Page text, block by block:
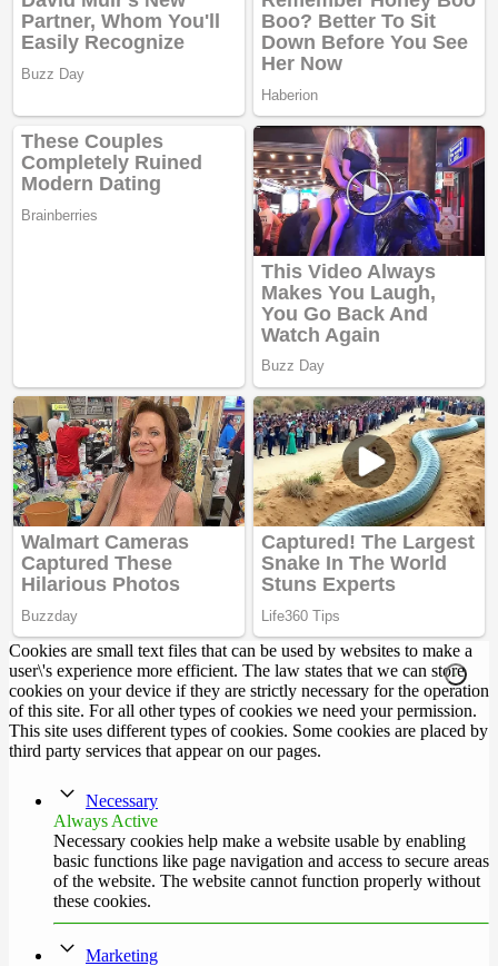
Cookies are small text files that can be used by websites to make a
user\'s experience more efficient. The law states that we can store
cookies on your device if they are strictly necessary for the operation
of this site. For all other types of cookies we need your permission.
This site uses different types of cookies. Some cookies are placed by
third party services that appear on our pages.
Necessary
Always Active
Necessary cookies help make a website usable by enabling
basic functions like page navigation and access to secure areas
of the website. The website cannot function properly without
these cookies.
Marketing